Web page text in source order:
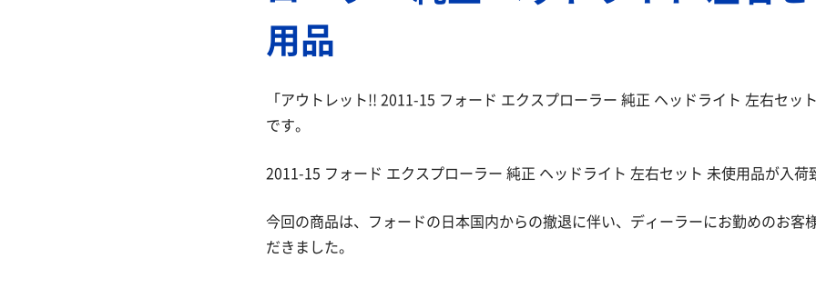
用品
「アウトレット!! 2011-15 フォード エクスプローラー 純正 ヘッドライト 左右セッ
です。
2011-15 フォード エクスプローラー 純正 ヘッドライト 左右セット 未使用品が入荷
今回の商品は、フォードの日本国内からの撤退に伴い、ディーラーにお勤めのお客
だきました。